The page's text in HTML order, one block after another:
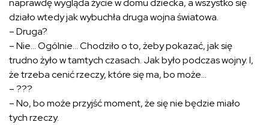
naprawdę wygląda życie w domu dziecka, a wszystko się
działo wtedy jak wybuchła druga wojna światowa.
– Druga?
– Nie… Ogólnie… Chodziło o to, żeby pokazać, jak się
trudno żyło w tamtych czasach. Jak było podczas wojny. I,
że trzeba cenić rzeczy, które się ma, bo może…
– ???
– No, bo może przyjść moment, że się nie będzie miało
tych rzeczy.